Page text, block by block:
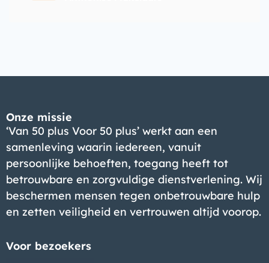
Onze missie
‘Van 50 plus Voor 50 plus’ werkt aan een
samenleving waarin iedereen, vanuit
persoonlijke behoeften, toegang heeft tot
betrouwbare en zorgvuldige dienstverlening. Wij
beschermen mensen tegen onbetrouwbare hulp
en zetten veiligheid en vertrouwen altijd voorop.
Voor bezoekers